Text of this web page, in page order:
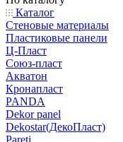
Каталог
Стеновые материалы
Пластиковые панели
Ц-Пласт
Союз-пласт
Акватон
Кронапласт
PANDA
Dekor panel
Dekostar(ДекоПласт)
Pareti